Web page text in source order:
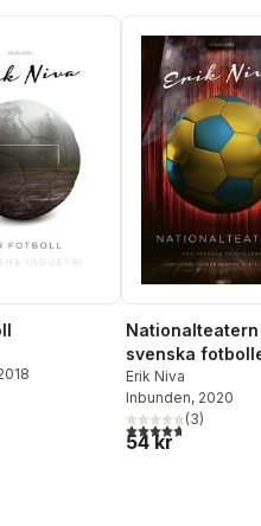
Totalt antal röster:
Nationalteatern
svenska
och bifigurer
Erik Niva
Inbunden, 2020
4,7utav 5 stjärnor.
(3)
54 kr